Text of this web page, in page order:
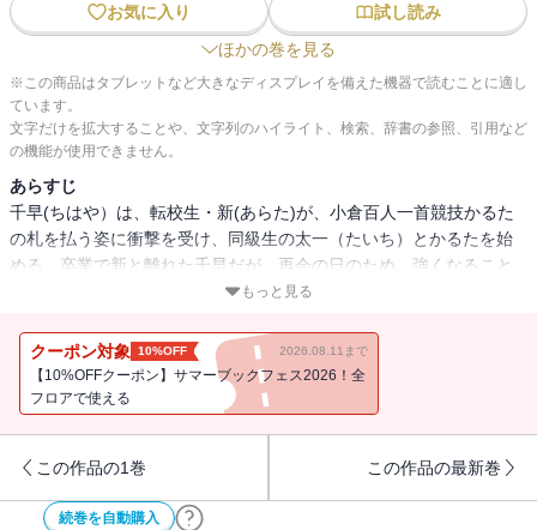
お気に入り
試し読み
ほかの巻を見る
※この商品はタブレットなど大きなディスプレイを備えた機器で読むことに適し
ています。
文字だけを拡大することや、文字列のハイライト、検索、辞書の参照、引用など
の機能が使用できません。
あらすじ
千早(ちはや）は、転校生・新(あらた)が、小倉百人一首競技かるた
の札を払う姿に衝撃を受け、同級生の太一（たいち）とかるたを始
める。卒業で新と離れた千早だが、再会の日のため、強くなること
を太一と誓う。そんな二人の情熱に導かれた瑞沢高校かるた部の仲
続けた近江神宮を初めて見上げる。一方、新もまた、ある秘密を背
負い、同じ近江の地を踏みしめていた!?
もっと見る
クーポン対象 10%OFF 2026.08.11まで
【10%OFFクーポン】サマーブックフェス2026！全
フロアで使える
この作品の1巻 この作品の最新巻
続巻を自動購入